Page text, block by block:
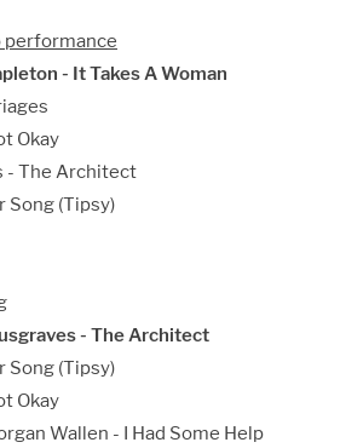
performance
- It Takes A Woman
Okay
- The Architect
Song (Tipsy)
- The Architect
Song (Tipsy)
Okay
Wallen - I Had Some Help